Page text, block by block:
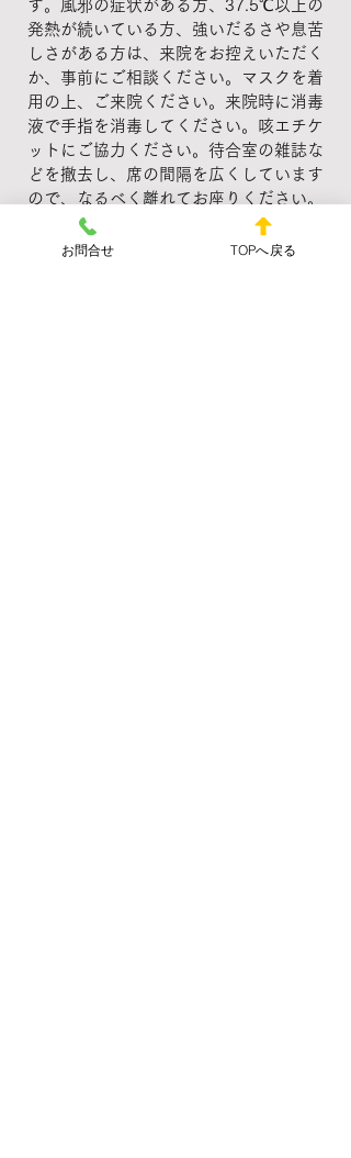
す。風邪の症状がある方、37.5℃以上の
発熱が続いている方、強いだるさや息苦
しさがある方は、来院をお控えいただく
か、事前にご相談ください。マスクを着
用の上、ご来院ください。来院時に消毒
液で手指を消毒してください。咳エチケ
ットにご協力ください。待合室の雑誌な
どを撤去し、席の間隔を広くしています
ので、なるべく離れてお座りください。
問診票への体調や既往症の正確な記入を
お願いします。
お問合せ TOPへ戻る